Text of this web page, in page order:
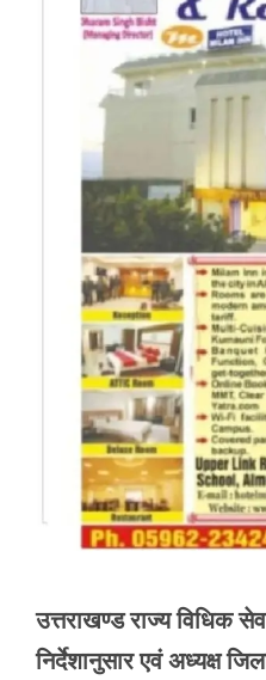
उत्तराखण्ड राज्य विधिक
निर्देशानुसार एवं अध्यक्ष